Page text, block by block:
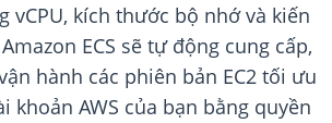
vCPU, kích thước bộ nhớ và kiến
ECS sẽ tự động cung cấp,
hành các phiên bản EC2 tối ưu
khoản AWS của bạn bằng quyền